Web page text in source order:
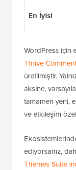
En İyisi
WordPress için
Thrive
üretilmiştir.
aksine,
tamamen yeni,
ve etkileşim
ediyorsanız,
Themes Suite